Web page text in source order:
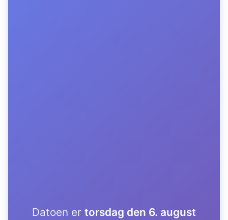
Datoen er torsdag den 6. august